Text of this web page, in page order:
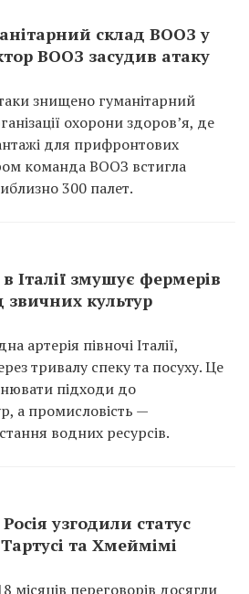
склад ВООЗ у
ВООЗ засудив атаку
знищено гуманітарний
охорони здоров’я, де
для прифронтових
команда ВООЗ встигла
300 палет.
Італії змушує фермерів
звичних культур
артерія півночі Італії,
тривалу спеку та посуху. Це
підходи до
а промисловість —
водних ресурсів.
узгодили статус
та Хмеймімі
місяців переговорів досягли